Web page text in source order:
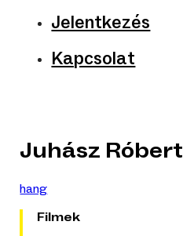
Jelentkezés
Kapcsolat
Juhász Róbert
hang
Filmek